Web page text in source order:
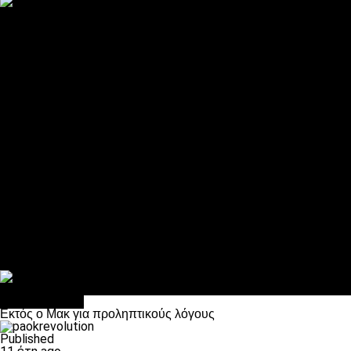
Εκτός ο Μακ για προληπτικούς λόγους
Published